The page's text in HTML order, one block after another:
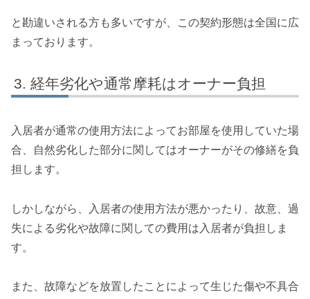
と勘違いされる方も多いですが、この契約形態は全国に広
まっております。
経年劣化や通常摩耗はオーナー負担
入居者が通常の使用方法によってお部屋を使用していた場
合、自然劣化した部分に関してはオーナーがその修繕を負
担します。
しかしながら、入居者の使用方法が悪かったり、故意、過
失による劣化や故障に関しての費用は入居者が負担しま
す。
また、故障などを放置したことによって生じた傷や不具合